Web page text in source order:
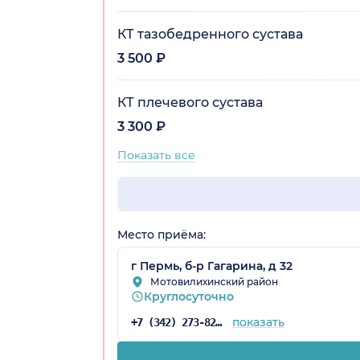
КТ тазобедренного сустава
3 500 ₽
КТ плечевого сустава
3 300 ₽
Показать все
Место приёма:
г Пермь, б-р Гагарина, д 32
Мотовилихинский район
Круглосуточно
+7 (342) 273-82-46 показать